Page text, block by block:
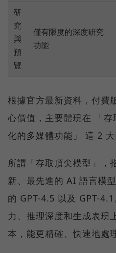
研
究
與
預
覽
僅有限度的深度研究
功能
根據官方最新資料，付費
心價值，主要體現在 「
化的多媒體功能」 這 2 大
所謂「存取頂尖模型」，
新、最先進的 AI 語言模
的 GPT-4.5 以及 GPT-
力、推理深度和生成表現
本，能更精確、快速地處